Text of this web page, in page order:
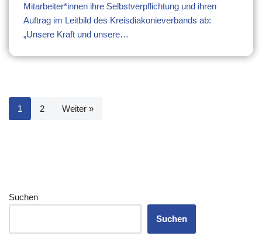
Mitarbeiter*innen ihre Selbstverpflichtung und ihren
Auftrag im Leitbild des Kreisdiakonieverbands ab:
„Unsere Kraft und unsere…
1 2 Weiter »
Suchen
Suchen